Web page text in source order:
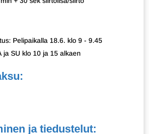
Pelipaikalla 18.6. klo 9 - 9.45
ja SU klo 10 ja 15 alkaen
ja tiedustelut: